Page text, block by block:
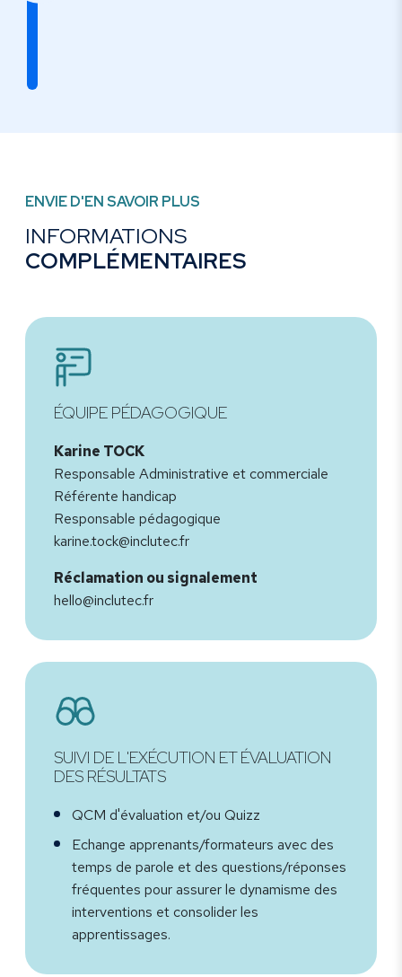
ENVIE D'EN SAVOIR PLUS
INFORMATIONS
COMPLÉMENTAIRES
ÉQUIPE PÉDAGOGIQUE
Karine TOCK
Responsable Administrative et commerciale
Référente handicap
Responsable pédagogique
karine.tock@inclutec.fr
Réclamation ou signalement
hello@inclutec.fr
SUIVI DE L'EXÉCUTION ET ÉVALUATION
DES RÉSULTATS
QCM d'évaluation et/ou Quizz
Echange apprenants/formateurs avec des
temps de parole et des questions/réponses
fréquentes pour assurer le dynamisme des
interventions et consolider les
apprentissages.